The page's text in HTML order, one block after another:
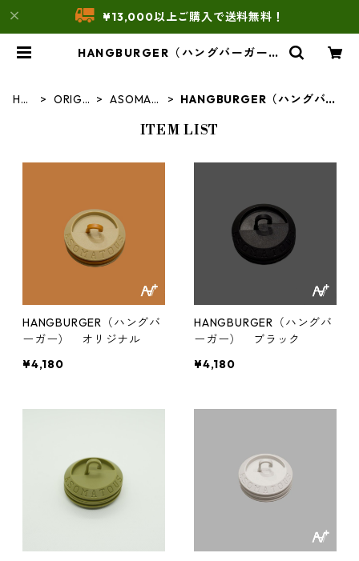
¥13,000以上ご購入で送料無料！
HANGBURGER（ハングバーガー）
HO
ORIGI
ASOMAT
HANGBURGER（ハングバー
ITEM LIST
HANGBURGER（ハングバ
ーガー） オリジナル
¥4,180
HANGBURGER（ハングバ
ーガー） ブラック
¥4,180